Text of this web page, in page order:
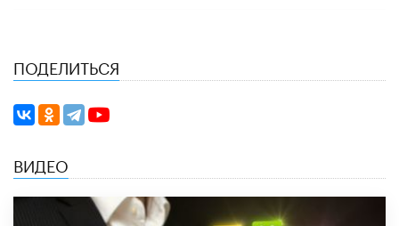
ПОДЕЛИТЬСЯ
ВИДЕО